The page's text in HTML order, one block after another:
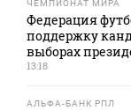
ЧЕМПИОНАТ МИРА
Федерация
поддержку
выборах
13:18
АЛЬФА-БАНК РПЛ